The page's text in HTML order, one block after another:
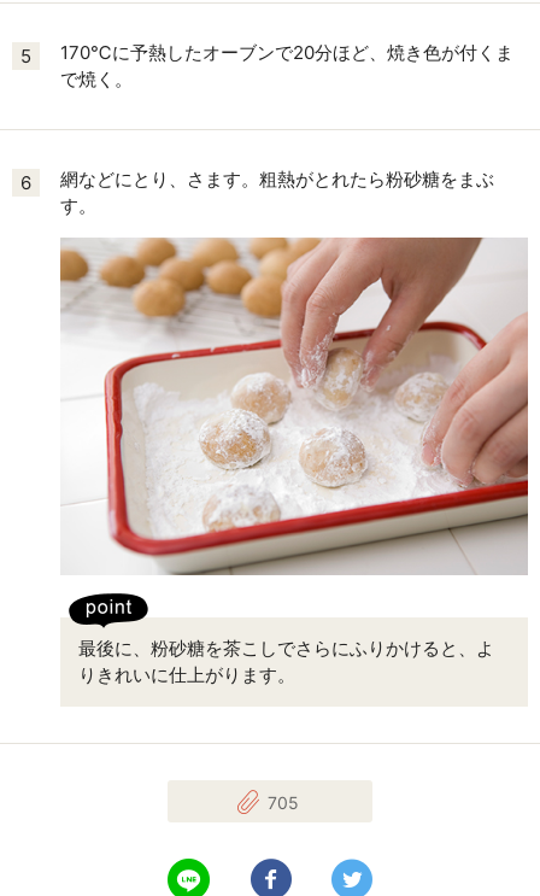
5
170℃に予熱したオーブンで20分ほど、焼き色が付くま
で焼く。
6
網などにとり、さます。粗熱がとれたら粉砂糖をまぶ
す。
最後に、粉砂糖を茶こしでさらにふりかけると、よ
りきれいに仕上がります。
705
LINEで送る Facebookでシェアする